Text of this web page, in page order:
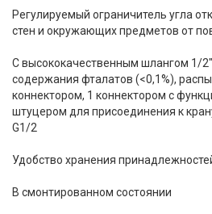
Регулируемый ограничитель угла
стен и окружающих предметов от
С высококачественным шлангом 1/
содержания фталатов (<0,1%),
коннектором, 1 коннектором с
штуцером для присоединения к
G1/2
Удобство хранения
В смонтированном состоянии